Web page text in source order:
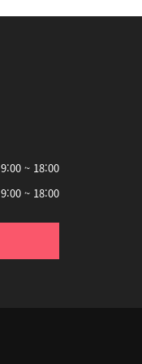
9:00 ~ 18:00
9:00 ~ 18:00